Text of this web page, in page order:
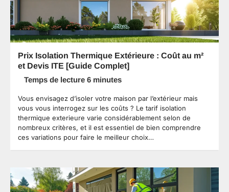
Prix Isolation Thermique Extérieure : Coût au m²
et Devis ITE [Guide Complet]
Vous envisagez d’isoler votre maison par l’extérieur mais
vous vous interrogez sur les coûts ? Le tarif isolation
thermique exterieure varie considérablement selon de
nombreux critères, et il est essentiel de bien comprendre
ces variations pour faire le meilleur choix…